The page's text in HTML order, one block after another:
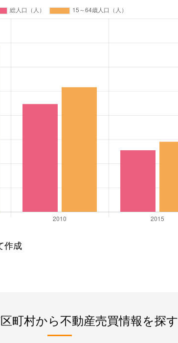
作成
町村から不動産売買情報を探す